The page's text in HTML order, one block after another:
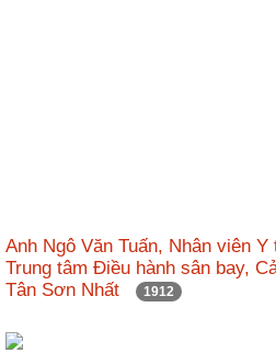
Anh Ngô Văn Tuấn, Nhân viên
Trung tâm Điều hành sân bay,
Tân Sơn Nhất
1912